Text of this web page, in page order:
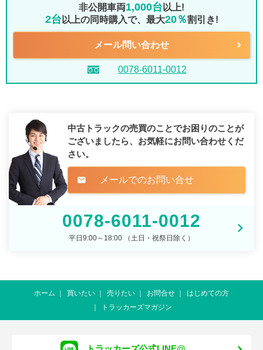
非公開車両1,000台 以上!
2台 以上の同時購入で、最大20％割引き!
メール問い合わせ
0078-6011-0012
中古トラックの売買のことでお困りのことが
ございましたら、 お気軽にお問い合わせくだ
さい。
mail メールでのお問い合せ
0078-6011-0012
平日9:00～18:00 （土日・祝祭日除く）
ホーム 買いたい 売りたい お問合せ
はじめての方
トラッカーズマガジン